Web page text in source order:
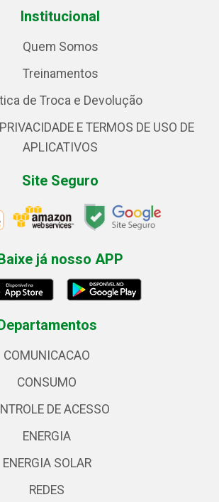
Institucional
Quem Somos
Treinamentos
de Troca e Devolução
E TERMOS DE USO DE
APLICATIVOS
Site Seguro
já nosso APP
COMUNICACAO
CONSUMO
DE ACESSO
ENERGIA
ENERGIA SOLAR
REDES